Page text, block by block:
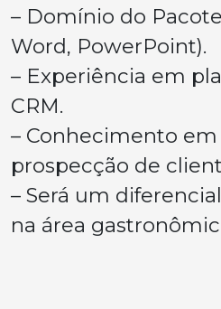
– Domínio do
Word, PowerPoint).
– Experiência em
CRM.
– Conhecimento em
prospecção de
– Será um
na área